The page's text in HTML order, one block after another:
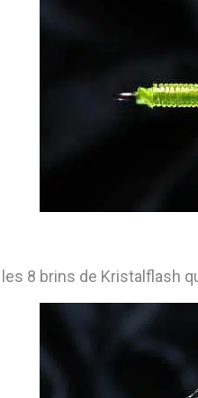
8 brins de Kristalflash